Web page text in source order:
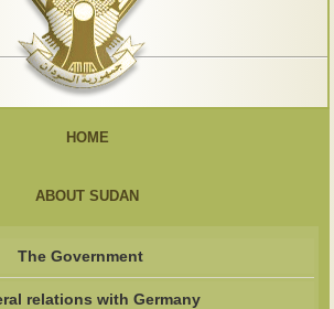
HOME
ABOUT SUDAN
The Government
relations with Germany